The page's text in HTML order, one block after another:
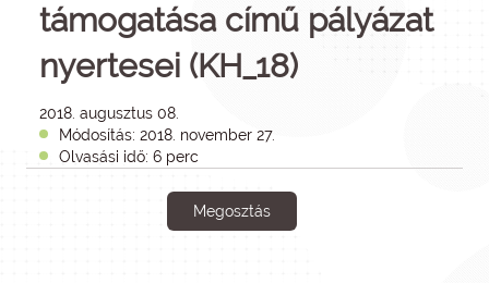
támogatása című pályázat
nyertesei (KH_18)
2018. augusztus 08.
Módosítás: 2018. november 27.
Olvasási idő: 6 perc
Megosztás